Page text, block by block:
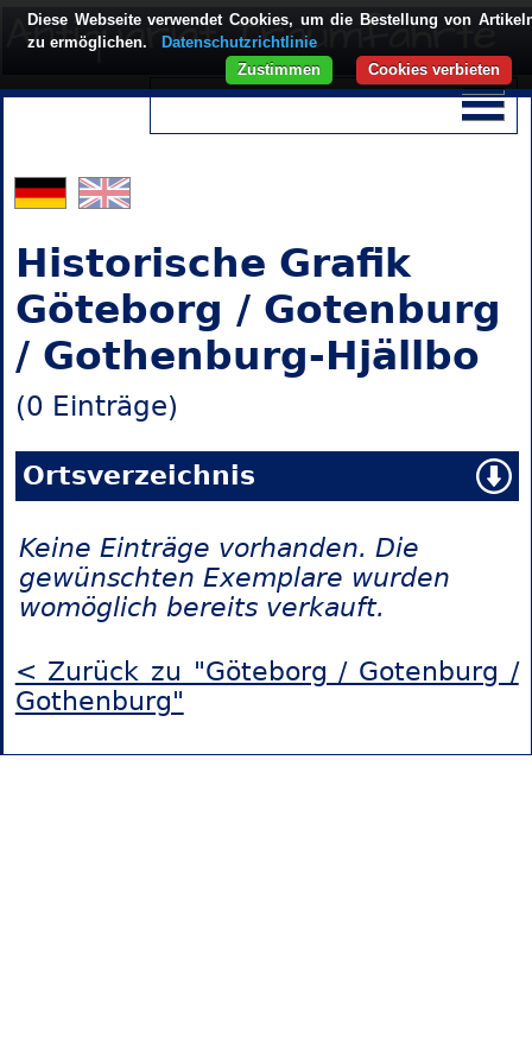
Historische Grafik
Göteborg / Gotenburg
/ Gothenburg-Hjällbo
(0 Einträge)
Ortsverzeichnis
Keine Einträge vorhanden. Die
gewünschten Exemplare wurden
womöglich bereits verkauft.
< Zurück zu "Göteborg / Gotenburg /
Gothenburg"
Diese Webseite verwendet Cookies, um die Bestellung von
zu ermöglichen.
Datenschutzrichtlinie
Cookies verbieten
Zustimmen